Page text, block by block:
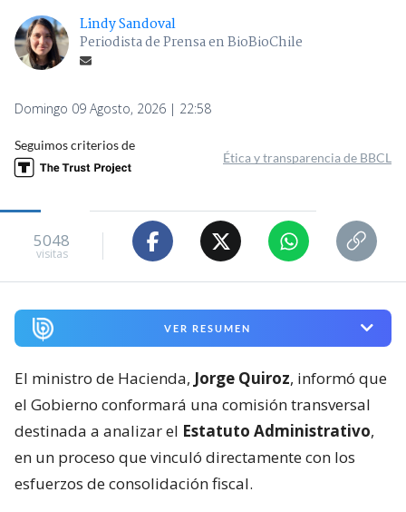
Lindy Sandoval
Periodista de Prensa en BioBioChile
Domingo 09 Agosto, 2026 | 22:58
Seguimos criterios de
Ética y transparencia de BBCL
5048
visitas
VER RESUMEN
El ministro de Hacienda, Jorge Quiroz, informó que
el Gobierno conformará una comisión transversal
destinada a analizar el Estatuto Administrativo,
en un proceso que vinculó directamente con los
esfuerzos de consolidación fiscal.